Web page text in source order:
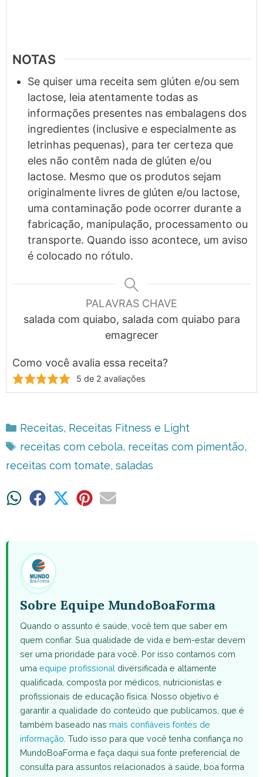
NOTAS
Se quiser uma receita sem glúten e/ou sem
lactose, leia atentamente todas as
informações presentes nas embalagens dos
ingredientes (inclusive e especialmente as
letrinhas pequenas), para ter certeza que
eles não contêm nada de glúten e/ou
lactose. Mesmo que os produtos sejam
originalmente livres de glúten e/ou lactose,
uma contaminação pode ocorrer durante a
fabricação, manipulação, processamento ou
transporte. Quando isso acontece, um aviso
é colocado no rótulo.
PALAVRAS CHAVE
salada com quiabo, salada com quiabo para
emagrecer
Como você avalia essa receita?
5 de 2 avaliações
Categorias
Receitas, Receitas Fitness e Light
Tags
receitas com cebola, receitas com pimentão,
receitas com tomate, saladas
ShareShare ShareShareShare
Sobre Equipe MundoBoaForma
Quando o assunto é saúde, você tem que saber em
quem confiar. Sua qualidade de vida e bem-estar devem
ser uma prioridade para você. Por isso contamos com
uma equipe profissional diversificada e altamente
qualificada, composta por médicos, nutricionistas e
profissionais de educação física. Nosso objetivo é
garantir a qualidade do conteúdo que publicamos, que é
também baseado nas mais confiáveis fontes de
informação . Tudo isso para que você tenha confiança no
MundoBoaForma e faça daqui sua fonte preferencial de
consulta para assuntos relacionados à saúde, boa forma